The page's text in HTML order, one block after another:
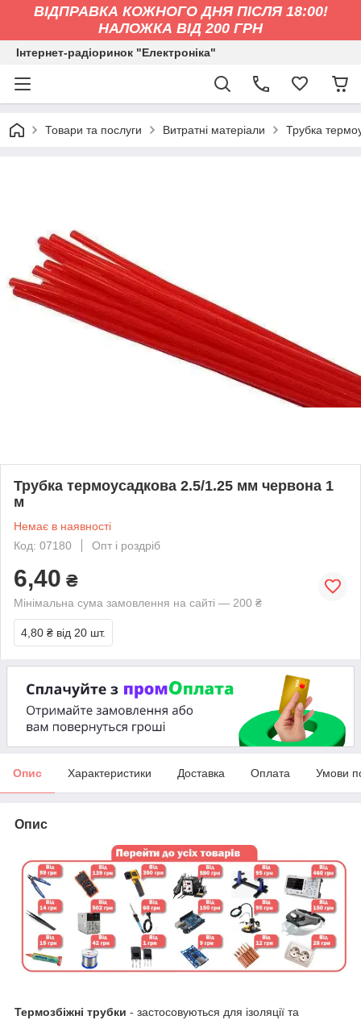
ВІДПРАВКА КОЖНОГО ДНЯ ПІСЛЯ 18:00!
НАЛОЖКА ВІД 200 ГРН
Інтернет-радіоринок "Електроніка"
Товари та послуги Витратні матеріали Трубка
Трубка термоусадкова 2.5/1.25 мм червона 1
м
Немає в наявності
Код: 07180
Опт і роздріб
6,40 ₴
Мінімальна сума замовлення на сайті — 200 ₴
4,80 ₴ від 20 шт.
Опис Характеристики Доставка Оплата Умови
Опис
Термозбіжні трубки - застосовуються для ізоляції та